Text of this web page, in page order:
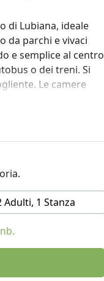
di Lubiana, ideale
da parchi e vivaci
e semplice al centro
o dei treni. Si
Le camere
viene servita
è "Ridurre,
L'hotel fa
urbana a
Slovenia Green
scelta giusta per
o altri eventi
sono dotati di
Adulti, 1 Stanza